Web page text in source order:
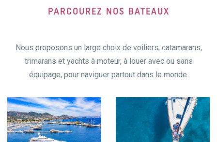
PARCOUREZ NOS BATEAUX
Nous proposons un large choix de voiliers, catamarans,
trimarans et yachts à moteur, à louer avec ou sans
équipage, pour naviguer partout dans le monde.